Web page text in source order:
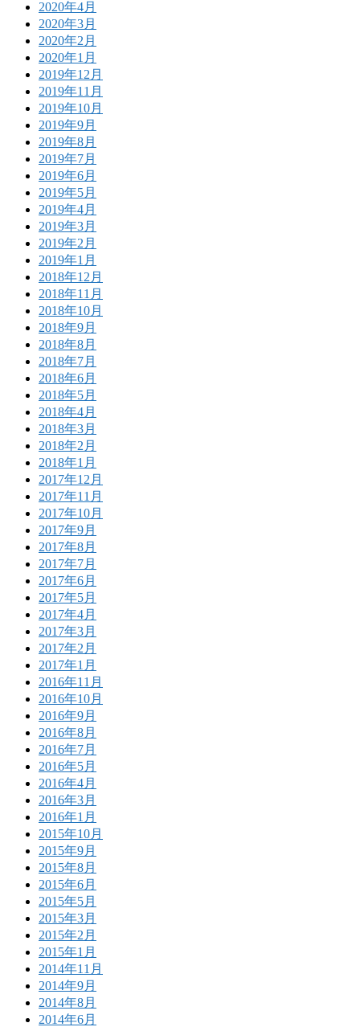
2020年4月
2020年3月
2020年2月
2020年1月
2019年12月
2019年11月
2019年10月
2019年9月
2019年8月
2019年7月
2019年6月
2019年5月
2019年4月
2019年3月
2019年2月
2019年1月
2018年12月
2018年11月
2018年10月
2018年9月
2018年8月
2018年7月
2018年6月
2018年5月
2018年4月
2018年3月
2018年2月
2018年1月
2017年12月
2017年11月
2017年10月
2017年9月
2017年8月
2017年7月
2017年6月
2017年5月
2017年4月
2017年3月
2017年2月
2017年1月
2016年11月
2016年10月
2016年9月
2016年8月
2016年7月
2016年5月
2016年4月
2016年3月
2016年1月
2015年10月
2015年9月
2015年8月
2015年6月
2015年5月
2015年3月
2015年2月
2015年1月
2014年11月
2014年9月
2014年8月
2014年6月